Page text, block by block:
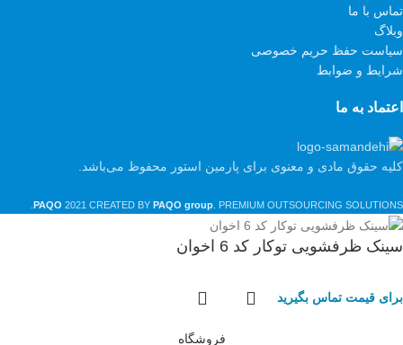
تماس با ما
وبلاگ
سیاست حفظ حریم خصوصی
شرایط و ضوابط
اعتماد به ما
کلیه حقوق مادی و معنوی برای پارمین استور محفوظ می‌باشد.
PAQO 2021 CREATED BY PAQO group. PREMIUM OUTSOURCING SOLUTIONS.
سینک ظرفشویی توکار کد 6 اخوان
برای قیمت تماس بگیرید
فروشگاه